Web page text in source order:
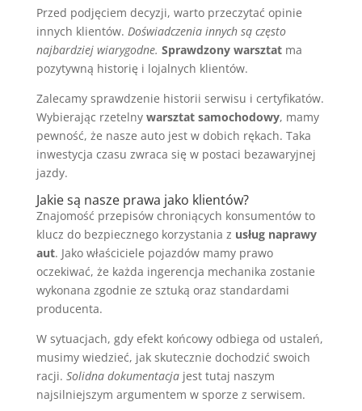
Przed podjęciem decyzji, warto przeczytać opinie
innych klientów. Doświadczenia innych są często
najbardziej wiarygodne. Sprawdzony warsztatma
pozytywną historię i lojalnych klientów.
Zalecamy sprawdzenie historii serwisu i certyfikatów.
Wybierając rzetelny warsztat samochodowy, mamy
pewność, że nasze auto jest w dobich rękach. Taka
inwestycja czasu zwraca się w postaci bezawaryjnej
jazdy.
Jakie są nasze prawa jako klientów?
Znajomość przepisów chroniących konsumentów to
klucz do bezpiecznego korzystania z usług naprawy
aut. Jako właściciele pojazdów mamy prawo
oczekiwać, że każda ingerencja mechanika zostanie
wykonana zgodnie ze sztuką oraz standardami
producenta.
W sytuacjach, gdy efekt końcowy odbiega od ustaleń,
musimy wiedzieć, jak skutecznie dochodzić swoich
racji. Solidna dokumentacjajest tutaj naszym
najsilniejszym argumentem w sporze z serwisem.